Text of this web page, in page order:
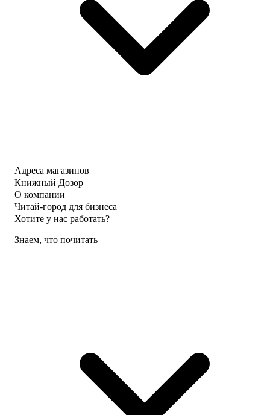
Адреса магазинов
Книжный Дозор
О компании
Читай-город для бизнеса
Хотите у нас работать?
Знаем, что почитать